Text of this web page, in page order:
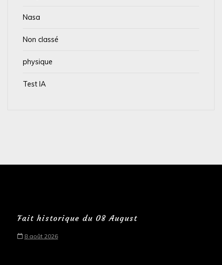
Nasa
Non classé
physique
Test IA
Fait historique du 08 August
8 août 2026